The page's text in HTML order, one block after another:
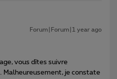
Forum|Forum|1 year ago
vous dîtes suivre
je constate